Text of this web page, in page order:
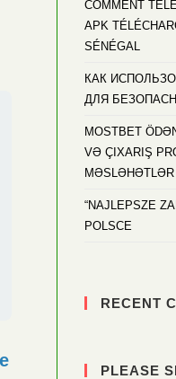
COMMENT
APK
SÉNÉGAL
КАК
ДЛЯ
MOSTBET
VƏ ÇIXARIŞ
MƏSLƏHƏTLƏR
“NAJLEPSZE
POLSCE
RECENT
PLEASE